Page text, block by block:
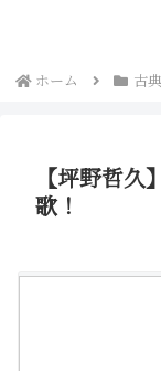
ホーム 古
【坪野哲
歌！